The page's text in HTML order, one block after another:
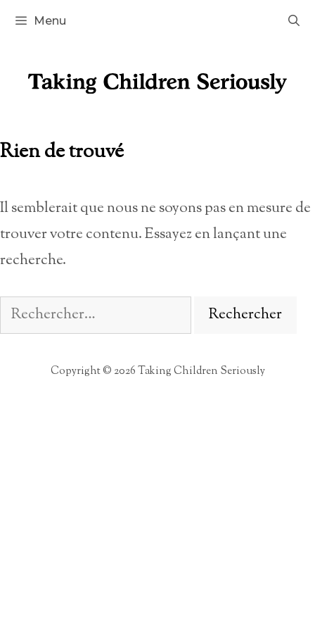
Aller
Menu
Rien de trouvé
Il semblerait que nous ne soyons pas en mesure de
trouver votre contenu. Essayez en lançant une
recherche.
Rechercher :
Copyright © 2026 Taking Children Seriously